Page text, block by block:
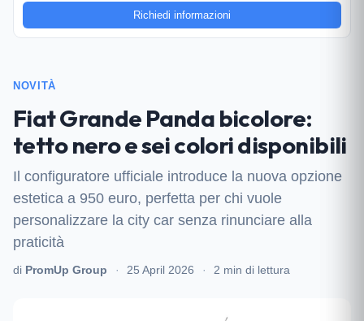
Richiedi informazioni
NOVITÀ
Fiat Grande Panda bicolore:
tetto nero e sei colori disponibili
Il configuratore ufficiale introduce la nuova opzione
estetica a 950 euro, perfetta per chi vuole
personalizzare la city car senza rinunciare alla
praticità
di PromUp Group · 25 April 2026 · 2 min di lettura